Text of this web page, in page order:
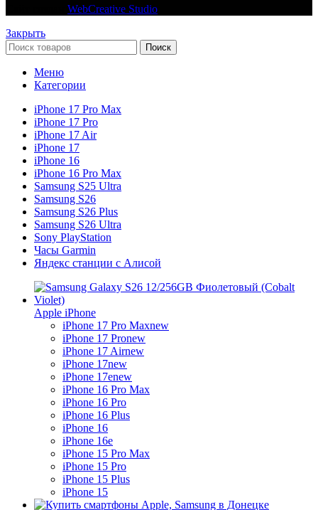
WebCreative Studio
Закрыть
Поиск
Меню
Категории
iPhone 17 Pro Max
iPhone 17 Pro
iPhone 17 Air
iPhone 17
iPhone 16
iPhone 16 Pro Max
Samsung S25 Ultra
Samsung S26
Samsung S26 Plus
Samsung S26 Ultra
Sony PlayStation
Часы Garmin
Яндекс станции с Алисой
Apple iPhone
iPhone 17 Pro Maxnew
iPhone 17 Pronew
iPhone 17 Airnew
iPhone 17new
iPhone 17enew
iPhone 16 Pro Max
iPhone 16 Pro
iPhone 16 Plus
iPhone 16
iPhone 16e
iPhone 15 Pro Max
iPhone 15 Pro
iPhone 15 Plus
iPhone 15